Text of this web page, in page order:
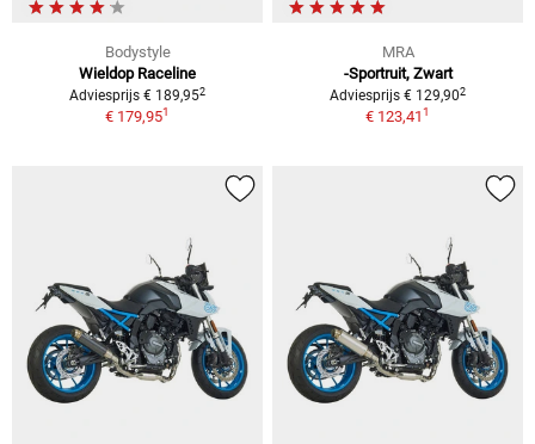
Bodystyle
Wieldop Raceline
Adviesprijs € 189,952
€ 179,951
MRA
-Sportruit, Zwart
Adviesprijs € 129,902
€ 123,411